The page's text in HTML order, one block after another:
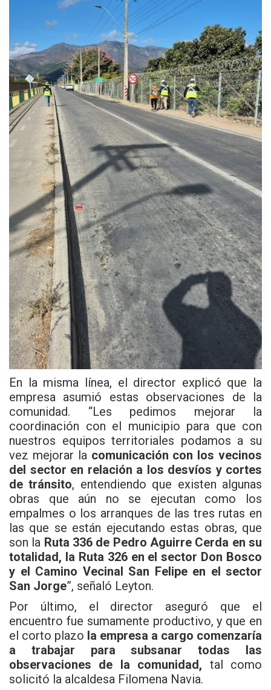
En la misma línea, el director explicó que la
empresa asumió estas observaciones de la
comunidad. “Les pedimos mejorar la
coordinación con el municipio para que con
nuestros equipos territoriales podamos a su
vez mejorar la comunicación con los vecinos
del sector en relación a los desvíos y cortes
de tránsito, entendiendo que existen algunas
obras que aún no se ejecutan como los
empalmes o los arranques de las tres rutas en
las que se están ejecutando estas obras, que
son la Ruta 336 de Pedro Aguirre Cerda en su
totalidad, la Ruta 326 en el sector Don Bosco
y el Camino Vecinal San Felipe en el sector
San Jorge”, señaló Leyton.
Por último, el director aseguró que el
encuentro fue sumamente productivo, y que en
el corto plazo la empresa a cargo comenzaría
a trabajar para subsanar todas las
observaciones de la comunidad, tal como
solicitó la alcaldesa Filomena Navia.